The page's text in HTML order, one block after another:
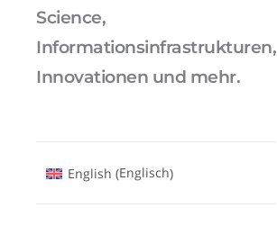
Science,
Informationsinfrastrukturen,
Innovationen und mehr.
English (Englisch)